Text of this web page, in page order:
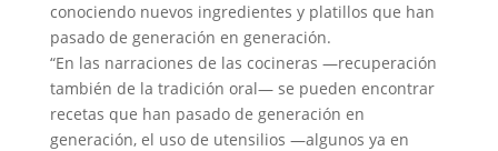
conociendo nuevos ingredientes y platillos que han
pasado de generación en generación.
“En las narraciones de las cocineras —recuperación
también de la tradición oral— se pueden encontrar
recetas que han pasado de generación en
generación, el uso de utensilios —algunos ya en